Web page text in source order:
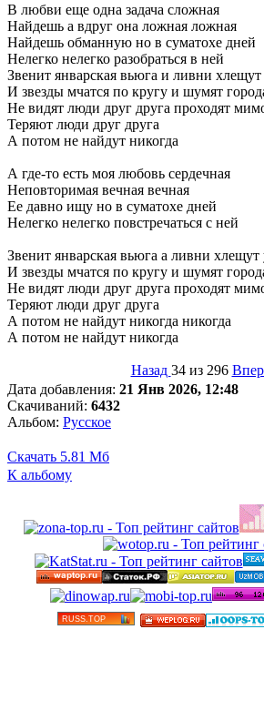
В любви еще одна задача сложная
Найдешь а вдруг она ложная ложная
Найдешь обманную но в суматохе дней
Нелегко нелегко разобраться в ней
Звенит январская вьюга и ливни
И звезды мчатся по кругу и шумят
Не видят люди друг друга проходят
Теряют люди друг друга
А потом не найдут никогда
А где-то есть моя любовь сердечная
Неповторимая вечная вечная
Ее давно ищу но в суматохе дней
Нелегко нелегко повстречаться с ней
Звенит январская вьюга а ливни хлещут
И звезды мчатся по кругу и шумят
Не видят люди друг друга проходят
Теряют люди друг друга
А потом не найдут никогда никогда
А потом не найдут никогда
Назад 34 из 296
Дата добавления: 21 Янв 2026, 12:48
Скачиваний: 6432
Альбом: Русское
Скачать 5.81 Мб
К альбому